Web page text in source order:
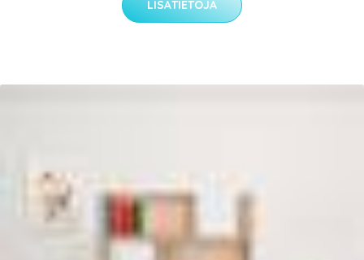
LISÄTIETOJA